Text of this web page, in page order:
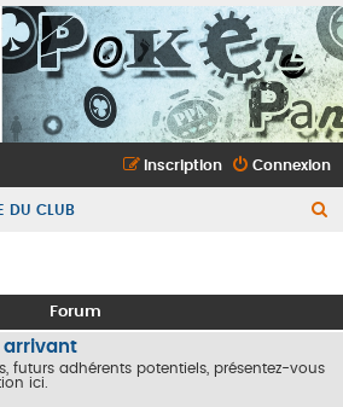
Connexion
Inscription
DU CLUB
e
Forum
arrivant
futurs adhérents potentiels, présentez-vous
ici.